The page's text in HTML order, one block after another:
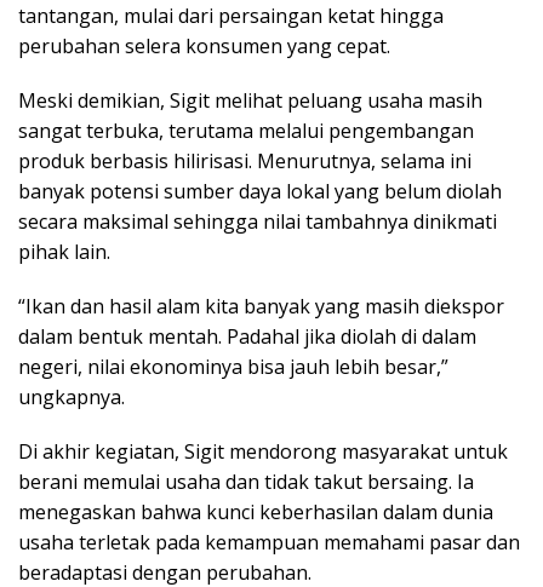
tantangan, mulai dari persaingan ketat hingga
perubahan selera konsumen yang cepat.
Meski demikian, Sigit melihat peluang usaha masih
sangat terbuka, terutama melalui pengembangan
produk berbasis hilirisasi. Menurutnya, selama ini
banyak potensi sumber daya lokal yang belum diolah
secara maksimal sehingga nilai tambahnya dinikmati
pihak lain.
“Ikan dan hasil alam kita banyak yang masih diekspor
dalam bentuk mentah. Padahal jika diolah di dalam
negeri, nilai ekonominya bisa jauh lebih besar,”
ungkapnya.
Di akhir kegiatan, Sigit mendorong masyarakat untuk
berani memulai usaha dan tidak takut bersaing. Ia
menegaskan bahwa kunci keberhasilan dalam dunia
usaha terletak pada kemampuan memahami pasar dan
beradaptasi dengan perubahan.